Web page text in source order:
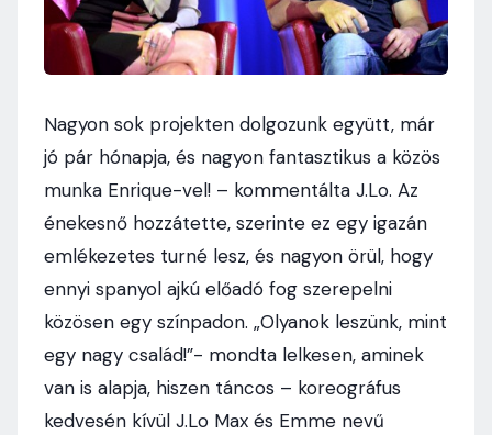
Nagyon sok projekten dolgozunk együtt, már
jó pár hónapja, és nagyon fantasztikus a közös
munka Enrique-vel! – kommentálta J.Lo. Az
énekesnő hozzátette, szerinte ez egy igazán
emlékezetes turné lesz, és nagyon örül, hogy
ennyi spanyol ajkú előadó fog szerepelni
közösen egy színpadon. „Olyanok leszünk, mint
egy nagy család!”- mondta lelkesen, aminek
van is alapja, hiszen táncos – koreográfus
kedvesén kívül J.Lo Max és Emme nevű